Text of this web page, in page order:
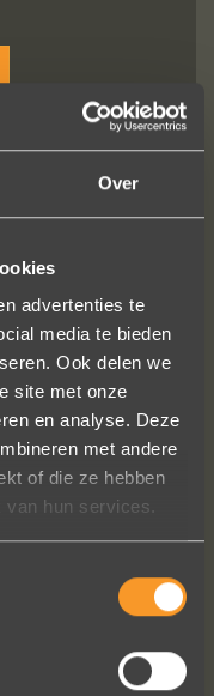
Over
advertenties te
media te bieden
Ook delen we
site met onze
en analyse. Deze
met andere
of die ze hebben
hun services.
MEDIA
Na mn
andere
trots als